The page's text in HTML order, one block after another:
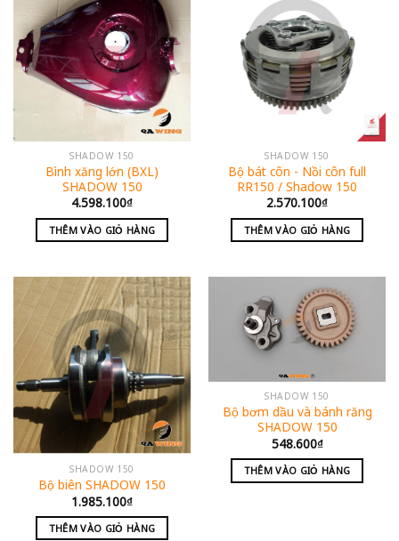
SHADOW 150
Bình xăng lớn (BXL)
SHADOW 150
4.598.100₫
THÊM VÀO GIỎ HÀNG
SHADOW 150
Bộ bát côn - Nồi côn full
RR150 / Shadow 150
2.570.100₫
THÊM VÀO GIỎ HÀNG
SHADOW 150
Bộ biên SHADOW 150
1.985.100₫
THÊM VÀO GIỎ HÀNG
SHADOW 150
Bộ bơm dầu và bánh răng
SHADOW 150
548.600₫
THÊM VÀO GIỎ HÀNG